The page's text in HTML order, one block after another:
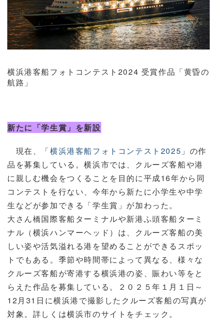
横浜港客船フォトコンテスト2024 受賞作品「黄昏の
航路」
新たに「学生賞」を新設
現在、「横浜港客船フォトコンテスト2025 」の作
品を募集している。横浜市では、クルーズ客船や港
に親しむ機会をつくることを目的に平成16年から同
コンテストを行ない、今年から新たに小学生や中学
生などが参加できる「学生賞」が加わった。
大さん橋国際客船ターミナルや新港ふ頭客船ターミ
ナル（横浜ハンマーヘッド）は、クルーズ客船の美
しい姿や活気溢れる港を望めることができるスポッ
トでもある。季節や時間帯によって異なる、様々な
クルーズ客船が寄港する横浜港の姿、賑わい等をと
らえた作品を募集している。２０２５年１月１日～
12月31日に横浜港で撮影したクルーズ客船の写真が
対象。詳しくは横浜市のサイトをチェック。